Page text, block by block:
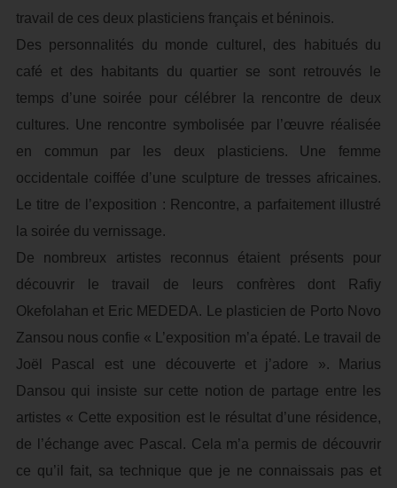
travail de ces deux plasticiens français et béninois.
Des personnalités du monde culturel, des habitués du
café et des habitants du quartier se sont retrouvés le
temps d’une soirée pour célébrer la rencontre de deux
cultures. Une rencontre symbolisée par l’œuvre réalisée
en commun par les deux plasticiens. Une femme
occidentale coiffée d’une sculpture de tresses africaines.
Le titre de l’exposition : Rencontre, a parfaitement illustré
la soirée du vernissage.
De nombreux artistes reconnus étaient présents pour
découvrir le travail de leurs confrères dont Rafiy
Okefolahan et Eric MEDEDA. Le plasticien de Porto Novo
Zansou nous confie « L’exposition m’a épaté. Le travail de
Joël Pascal est une découverte et j’adore ». Marius
Dansou qui insiste sur cette notion de partage entre les
artistes « Cette exposition est le résultat d’une résidence,
de l’échange avec Pascal. Cela m’a permis de découvrir
ce qu’il fait, sa technique que je ne connaissais pas et